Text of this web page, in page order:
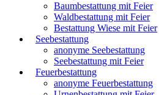
Baumbestattung mit Feier
Waldbestattung mit Feier
Bestattung Wiese mit Feier
Seebestattung
anonyme Seebestattung
Seebestattung mit Feier
Feuerbestattung
anonyme Feuerbestattung